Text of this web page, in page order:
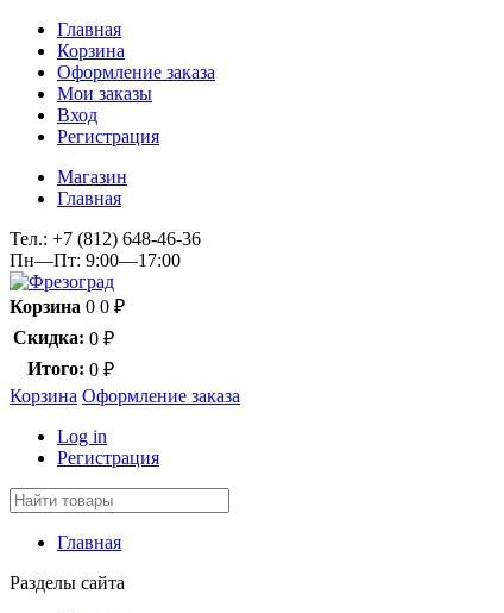
Главная
Корзина
Оформление заказа
Мои заказы
Вход
Регистрация
Магазин
Главная
Тел.: +7 (812) 648-46-36
Пн—Пт: 9:00—17:00
Корзина 0 0 ₽
Скидка: 0 ₽
Итого: 0 ₽
Корзина Оформление заказа
Log in
Регистрация
Главная
Разделы сайта